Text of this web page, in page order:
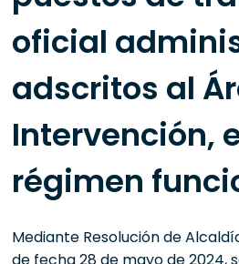
oficial
adscritos al
Intervención,
régimen
Mediante Resolución de
de fecha 28 de mayo de 2024,